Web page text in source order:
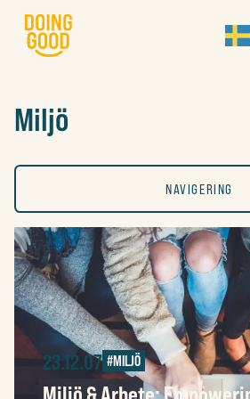
Miljö
NAVIGERING
ALLA
KONST
SOCIALT
23.12.07 #MILJÖ